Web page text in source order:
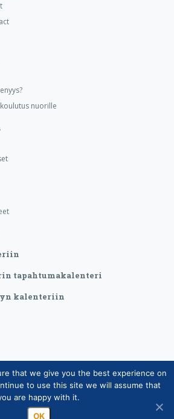
nuorille
tapahtumakalenteri
kalenteriin
Suomen Rotarypalvelu ry 2026 |
tietosuojaseloste|Henkilötietojen
Rotarytoiminnassa
that we give you the best experience on
to use this site we will assume that
are happy with it.
OK